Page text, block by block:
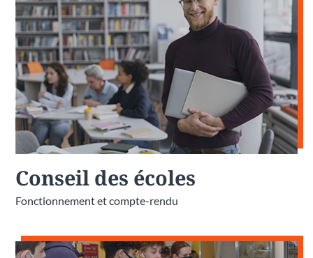
Conseil des écoles
Fonctionnement et compte-rendu